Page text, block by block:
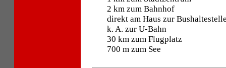
2 km zum Bahnhof
direkt am Haus zur
k. A. zur U-Bahn
30 km zum Flugplatz
700 m zum See